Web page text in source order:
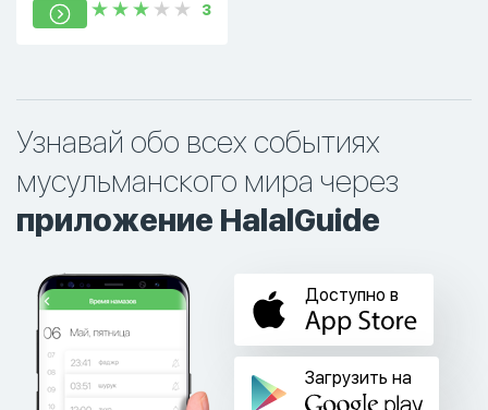
3
Узнавай обо всех событиях
мусульманского мира через
приложение HalalGuide
Доступно в
Загрузить на